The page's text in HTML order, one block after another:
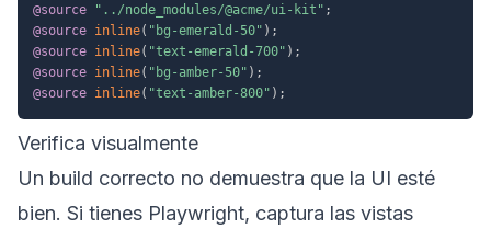
@source "../node_modules/@acme/ui-kit" ;
@source inline( "bg-emerald-50" ) ;
@source inline( "text-emerald-700" ) ;
@source inline( "bg-amber-50" ) ;
@source inline( "text-amber-800" ) ;
Verifica visualmente
Un build correcto no demuestra que la UI esté
bien. Si tienes Playwright, captura las vistas